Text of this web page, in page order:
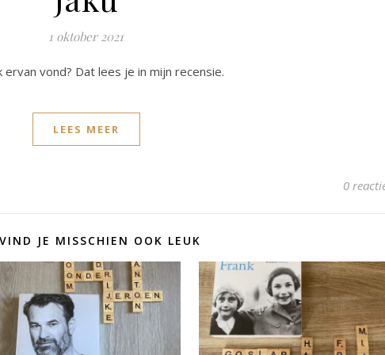
1 oktober 2021
vond? Dat lees je in mijn recensie.
LEES MEER
0
JE MISSCHIEN OOK LEUK